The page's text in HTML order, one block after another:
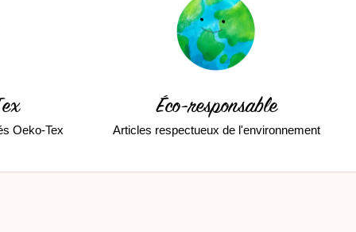
Oeko-Tex
Éco-responsable
Articles respectueux de l'environnement